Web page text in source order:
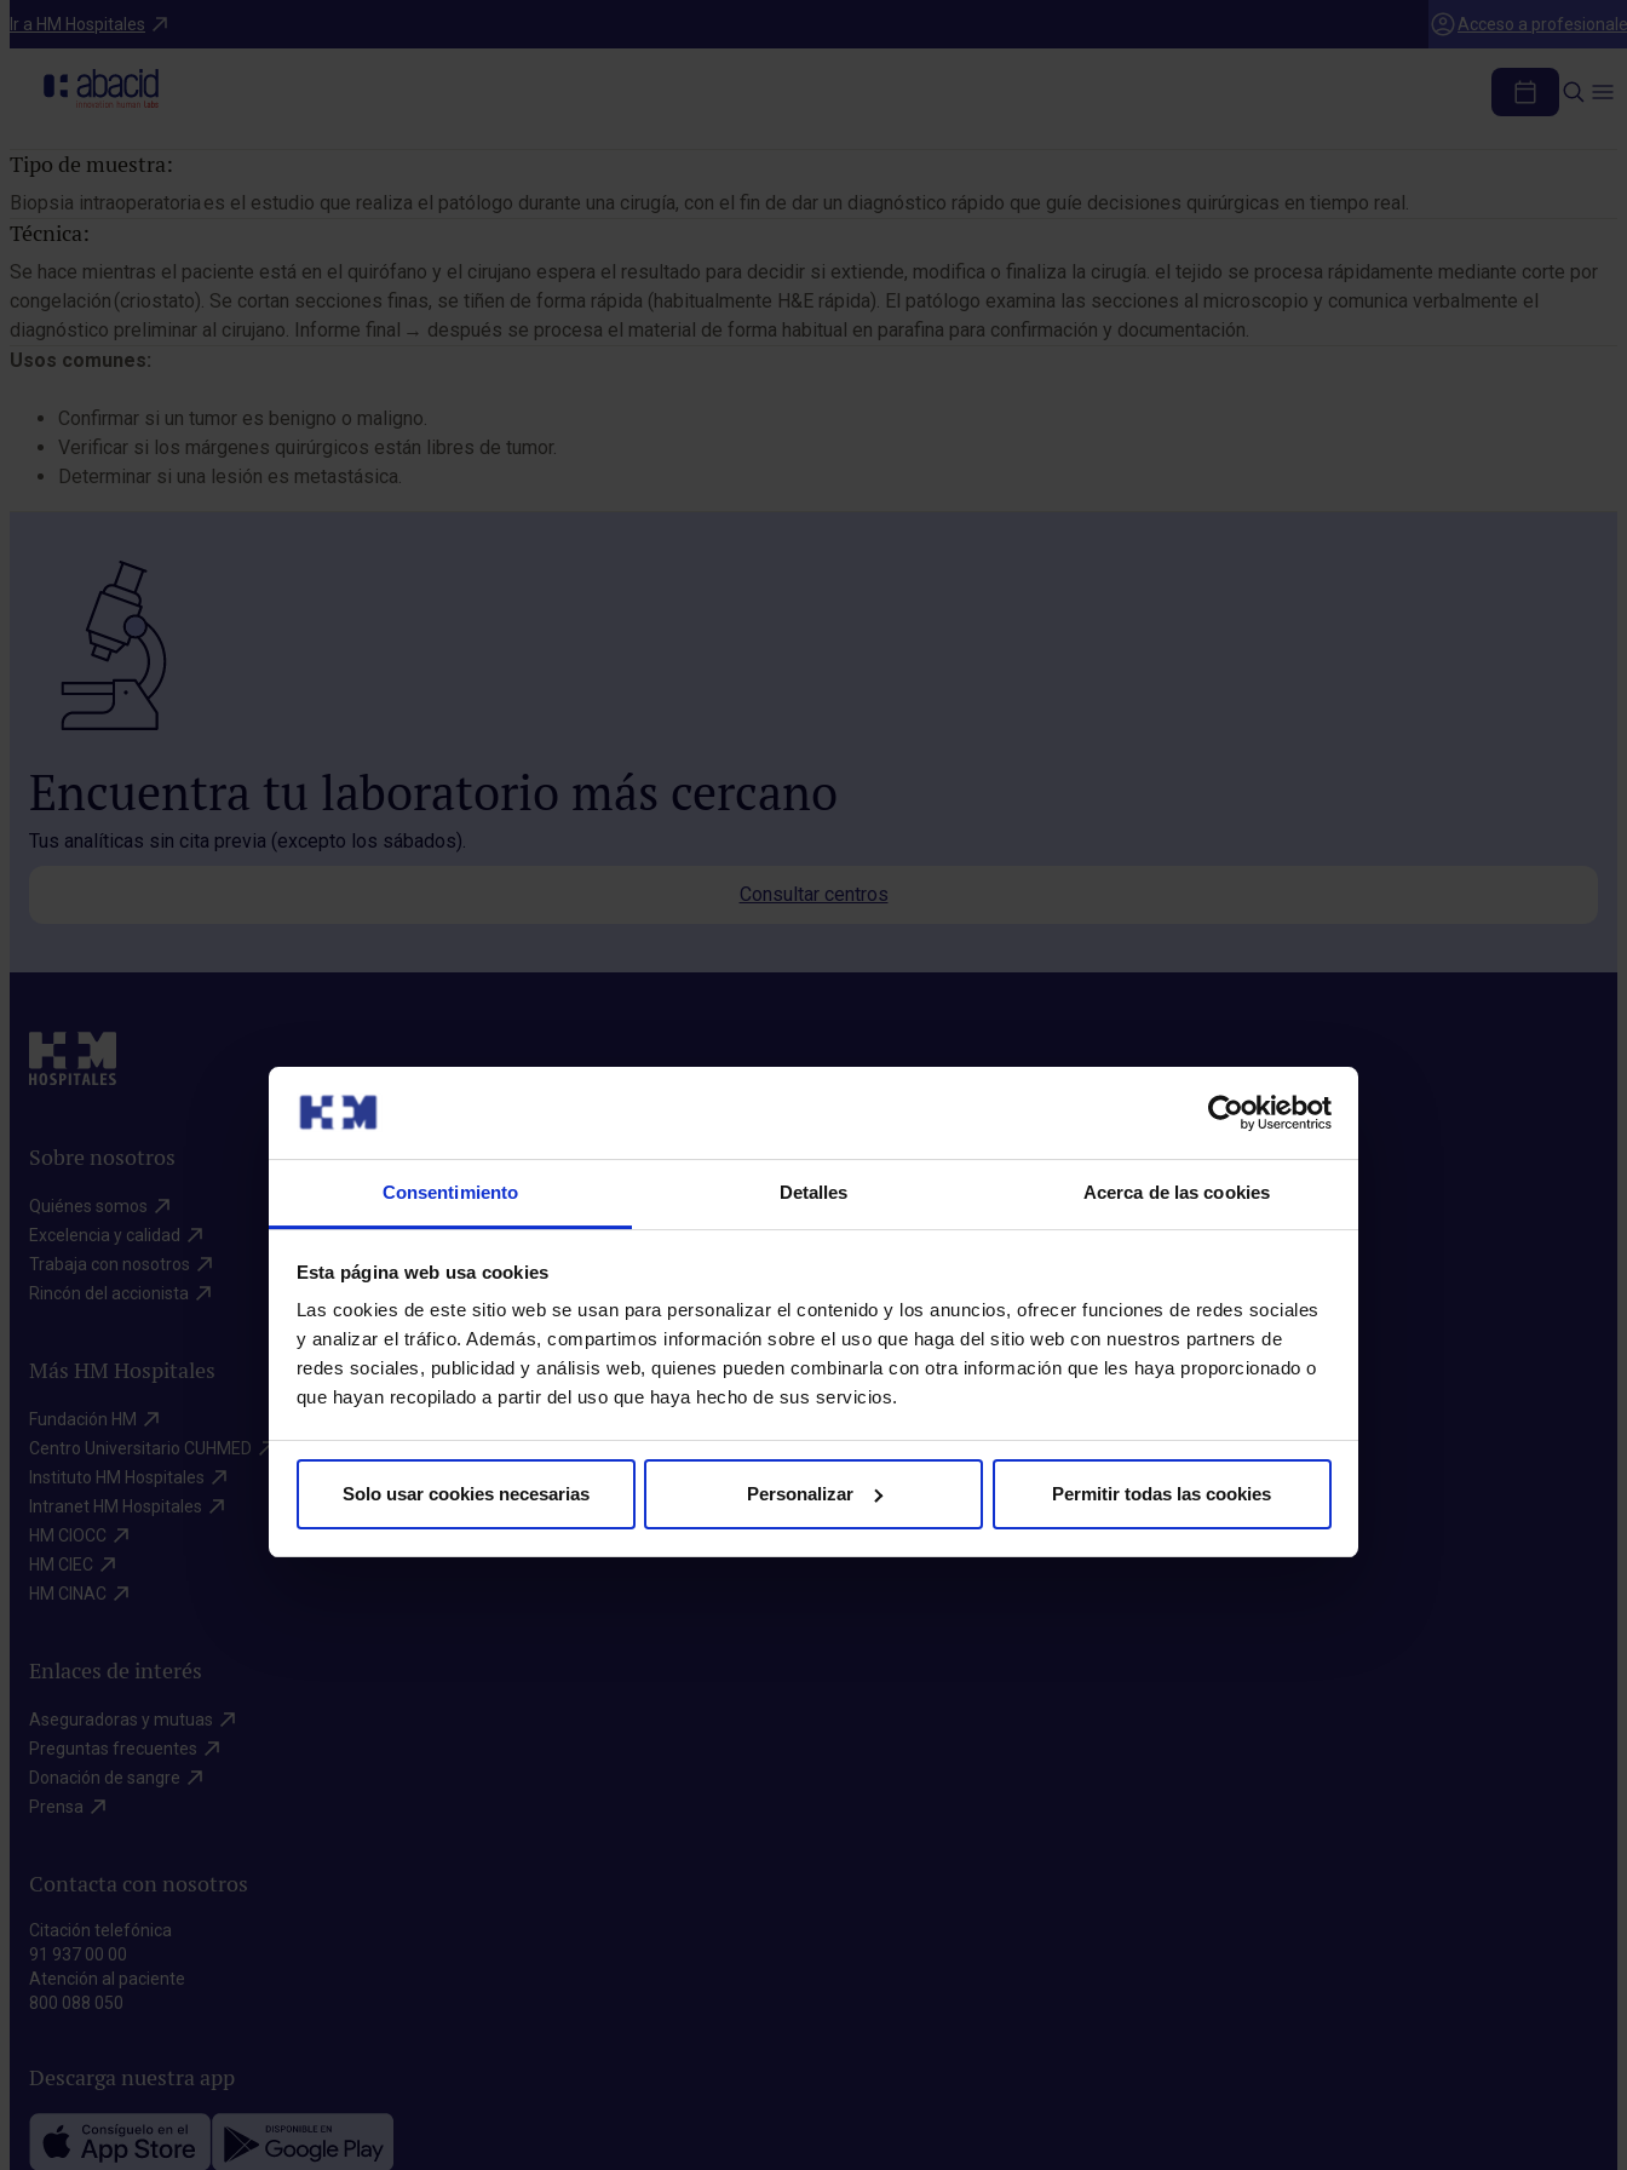
Consentimiento Detalles Acerca de las cookies
Esta página web usa cookies
Las cookies de este sitio web se usan para personalizar el contenido y los anuncios, ofrecer funciones de redes sociales
y analizar el tráfico. Además, compartimos información sobre el uso que haga del sitio web con nuestros partners de
redes sociales, publicidad y análisis web, quienes pueden combinarla con otra información que les haya proporcionado o
que hayan recopilado a partir del uso que haya hecho de sus servicios.
Solo usar cookies necesarias Personalizar Permitir todas las cookies
Ir a HM Hospitales Acceso a
Catálogo de pruebas
Biopsia intraoperatoria
Tipo de muestra:
Biopsia intraoperatoria es el estudio que realiza el patólogo durante una cirugía, con el fin de dar un diagnóstico rápido que guíe decisiones quirúrgicas en tiempo real.
Técnica:
Se hace mientras el paciente está en el quirófano y el cirujano espera el resultado para decidir si extiende, modifica o finaliza la cirugía. el tejido se procesa rápidamente mediante corte por
congelación (criostato). Se cortan secciones finas, se tiñen de forma rápida (habitualmente H&E rápida). El patólogo examina las secciones al microscopio y comunica verbalmente el
diagnóstico preliminar al cirujano. Informe final → después se procesa el material de forma habitual en parafina para confirmación y documentación.
Usos comunes:
Confirmar si un tumor es benigno o maligno.
Verificar si los márgenes quirúrgicos están libres de tumor.
Determinar si una lesión es metastásica.
Encuentra tu laboratorio más cercano
Tus analíticas sin cita previa (excepto los sábados).
Consultar centros
Sobre nosotros
Quiénes somos​
Excelencia y calidad​
Trabaja con nosotros​
Rincón del accionista​
Más HM Hospitales
Fundación HM​
Centro Universitario CUHMED​
Instituto HM Hospitales​
Intranet HM Hospitales​
HM CIOCC​
HM CIEC​
HM CINAC​
Enlaces de interés
Aseguradoras y mutuas​
Preguntas frecuentes​
Donación de sangre​
Prensa​
Contacta con nosotros
Citación telefónica
91 937 00 00
Atención al paciente
800 088 050
Descarga nuestra app